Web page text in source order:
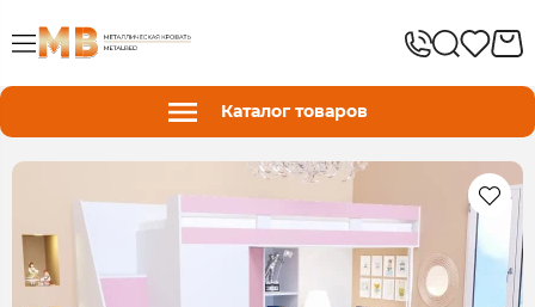
Каталог товаров